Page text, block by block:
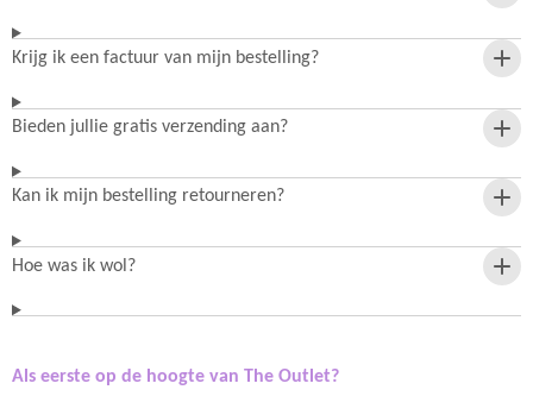
Krijg ik een factuur van mijn bestelling?
Bieden jullie gratis verzending aan?
Kan ik mijn bestelling retourneren?
Hoe was ik wol?
Als eerste op de hoogte van The Outlet?